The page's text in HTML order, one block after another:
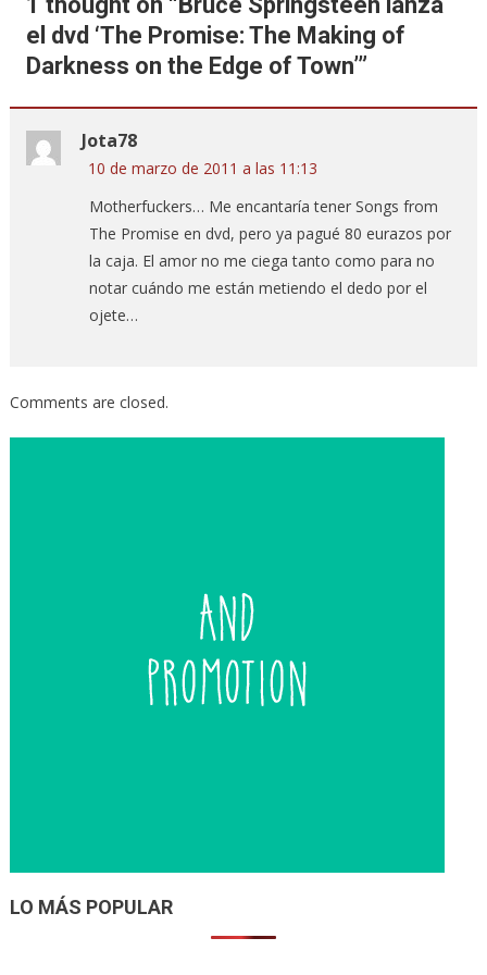
el dvd ‘The Promise: The Making of
Darkness on the Edge of Town’”
Jota78
10 de marzo de 2011 a las 11:13
Motherfuckers… Me encantaría tener Songs from
The Promise en dvd, pero ya pagué 80 eurazos por
la caja. El amor no me ciega tanto como para no
notar cuándo me están metiendo el dedo por el
ojete…
Comments are closed.
LO MÁS POPULAR